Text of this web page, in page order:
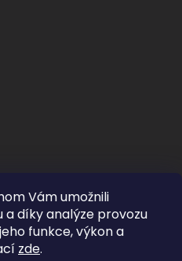
Vám umožnili
díky analýze provozu
funkce, výkon a
zde.
Shoptet